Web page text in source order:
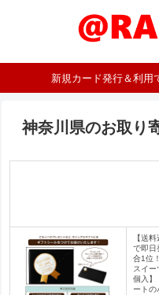
新規カード発行＆利用
神奈川県のお取り
【送
で即日
合1位
スイー
個入】
ートの